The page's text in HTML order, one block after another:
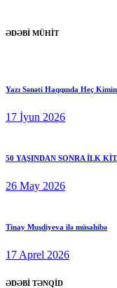
ƏDƏBİ MÜHİT
Yazı Sənəti Haqqında Heç
17 İyun 2026
50 YAŞINDAN SONRA İLK
26 May 2026
Tinay Muşdiyeva ilə müsahibə
17 Aprel 2026
ƏDƏBİ TƏNQİD